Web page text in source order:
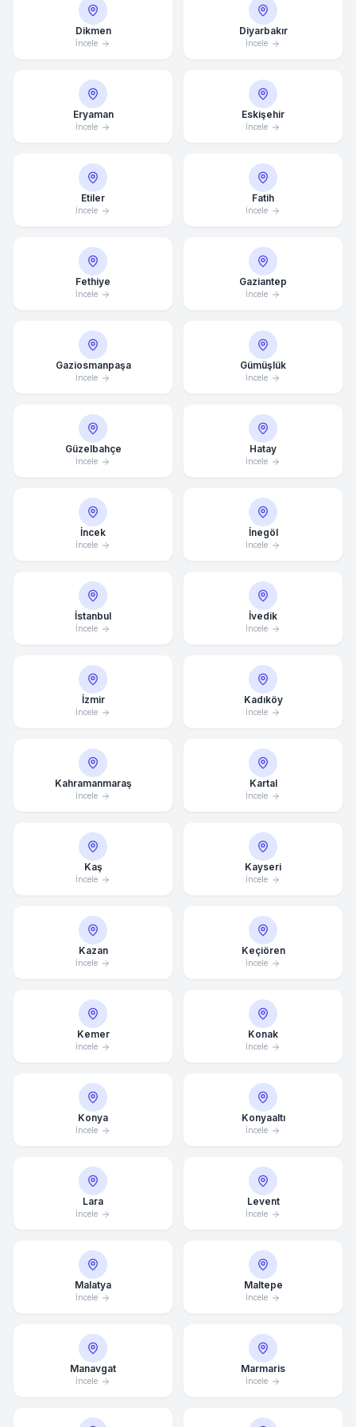
Dikmen
İncele
Diyarbakır
İncele
Eryaman
İncele
Eskişehir
İncele
Etiler
İncele
Fatih
İncele
Fethiye
İncele
Gaziantep
İncele
Gaziosmanpaşa
İncele
Gümüşlük
İncele
Güzelbahçe
İncele
Hatay
İncele
İncek
İncele
İnegöl
İncele
İstanbul
İncele
İvedik
İncele
İzmir
İncele
Kadıköy
İncele
Kahramanmaraş
İncele
Kartal
İncele
Kaş
İncele
Kayseri
İncele
Kazan
İncele
Keçiören
İncele
Kemer
İncele
Konak
İncele
Konya
İncele
Konyaaltı
İncele
Lara
İncele
Levent
İncele
Malatya
İncele
Maltepe
İncele
Manavgat
İncele
Marmaris
İncele
Ortalama Yanıt Süresi: 15 Dakika